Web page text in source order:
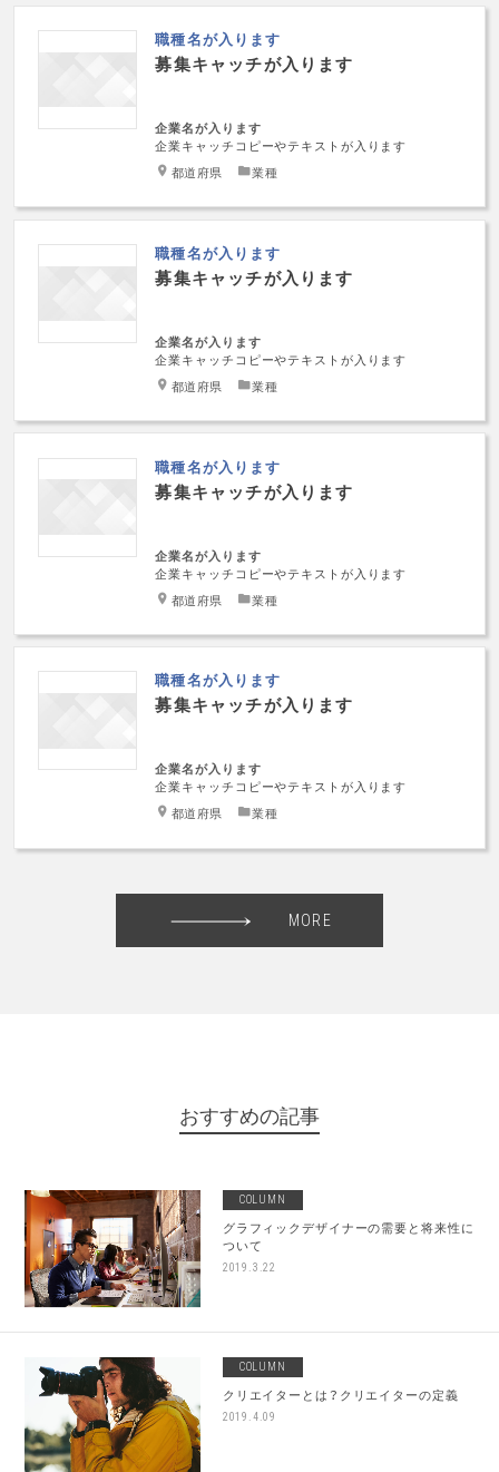
職種名が入ります
募集キャッチが入ります
企業名が入ります
企業キャッチコピーやテキストが入ります
都道府県 業種
職種名が入ります
募集キャッチが入ります
企業名が入ります
企業キャッチコピーやテキストが入ります
都道府県 業種
職種名が入ります
募集キャッチが入ります
企業名が入ります
企業キャッチコピーやテキストが入ります
都道府県 業種
職種名が入ります
募集キャッチが入ります
企業名が入ります
企業キャッチコピーやテキストが入ります
都道府県 業種
MORE
おすすめの記事
COLUMN
グラフィックデザイナーの需要と将来性に
ついて
2019.3.22
COLUMN
クリエイターとは？クリエイターの定義
2019.4.09